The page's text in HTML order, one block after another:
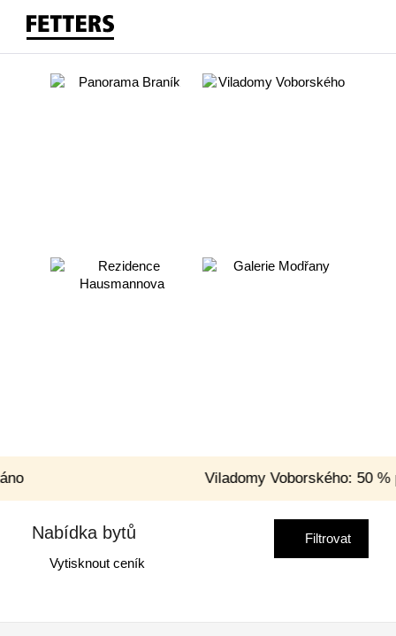
V prodeji
Více o
projektu
V prodeji
Více o
V předprodeji
Více o
V přípravě
Více o
projektu
Viladomy Voborského: 50 %
Nabídka bytů
Vytisknout ceník
Filtrovat